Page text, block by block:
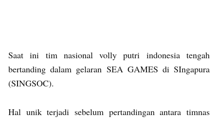
Saat ini tim nasional volly putri indonesia tengah
bertanding dalam gelaran SEA GAMES di SIngapura
(SINGSOC).
Hal unik terjadi sebelum pertandingan antara timnas